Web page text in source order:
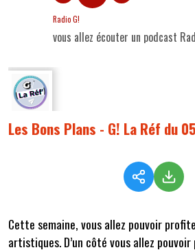
Radio G!
vous allez écouter un podcast
Les Bons Plans - G! La Réf du
Cette semaine,vous allez pouvoir
artistiques. D’un côté vous allez